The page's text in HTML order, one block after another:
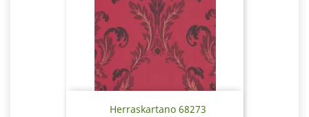
Herraskartano 68273